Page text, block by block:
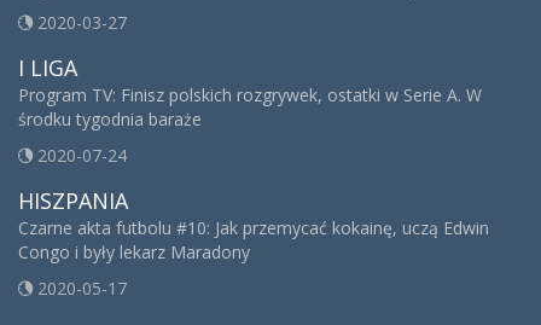
2020-03-27
I LIGA
Program TV: Finisz polskich rozgrywek, ostatki w Serie A. W
środku tygodnia baraże
2020-07-24
HISZPANIA
Czarne akta futbolu #10: Jak przemycać kokainę, uczą Edwin
Congo i były lekarz Maradony
2020-05-17